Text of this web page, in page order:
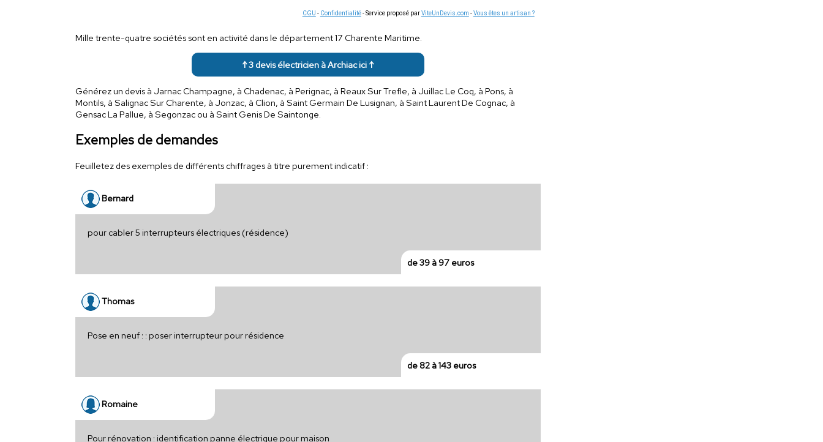
CGU - Confidentialité- Service proposé parViteUnDevis.com -Vous êtes un artisan ?
Mille trente-quatre sociétés sont en activité dans le département 17 Charente Maritime.
↑ 3 devis électricien à Archiac ici ↑
Générez un devis à Jarnac Champagne, à Chadenac, à Perignac, à Reaux Sur Trefle, à Juillac Le Coq, à Pons, à
Montils, à Salignac Sur Charente, à Jonzac, à Clion, à Saint Germain De Lusignan, à Saint Laurent De Cognac, à
Gensac La Pallue, à Segonzac ou à Saint Genis De Saintonge.
Exemples de demandes
Feuilletez des exemples de différents chiffrages à titre purement indicatif :
Bernard
pour cabler 5 interrupteurs électriques (résidence)
de 39 à 97 euros
Thomas
Pose en neuf : : poser interrupteur pour résidence
de 82 à 143 euros
Romaine
Pour rénovation : identification panne électrique pour maison